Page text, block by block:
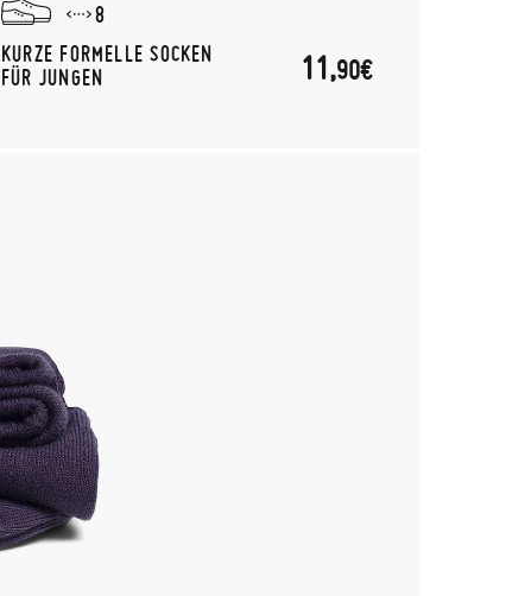
8
KURZE FORMELLE SOCKEN
FÜR JUNGEN
11,90€